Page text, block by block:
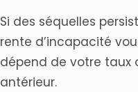
Si des séquelles
rente d’incapacité
dépend de votre taux
antérieur.